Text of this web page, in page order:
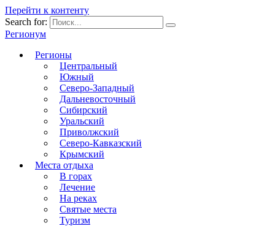
Перейти к контенту
Search for:
Регионум
Регионы
Центральный
Южный
Северо-Западный
Дальневосточный
Сибирский
Уральский
Приволжский
Северо-Кавказский
Крымский
Места отдыха
В горах
Лечение
На реках
Святые места
Туризм